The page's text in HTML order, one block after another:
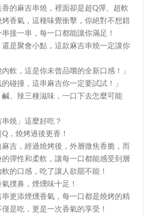
的麻吉串燒，裡面卻是超Q彈、超軟
香氣，這種味覺衝擊，你絕對不想錯
接一串，每一口都能讓你滿足！
是聚會小點，這款麻吉串燒一定讓你
軟，這是你未曾品嚐的全新口感！」
碰撞，這串麻吉你一定要試試！」
鹹、辣三種滋味，一口下去怎麼可能
燒」這麼好吃？
，燒烤過後更香！
吉，經過燒烤後，外層微焦香脆，而
彈性和柔軟，讓每一口都能感受到層
的口感，吃了讓人欲罷不能！
撲鼻，煙燻味十足！
更添煙燻香氣，每一口都是燒烤的精
是吃，更是一次香氣的享受！